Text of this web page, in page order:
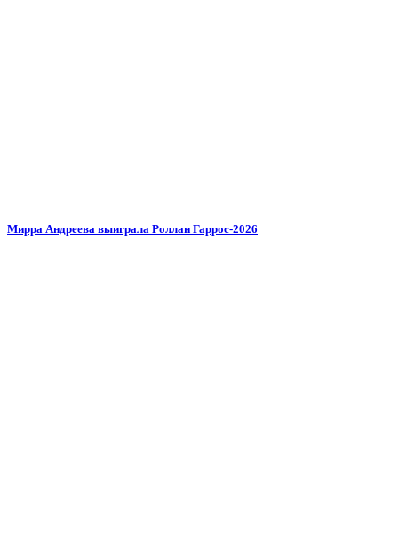
Мирра Андреева выиграла Роллан Гаррос-2026